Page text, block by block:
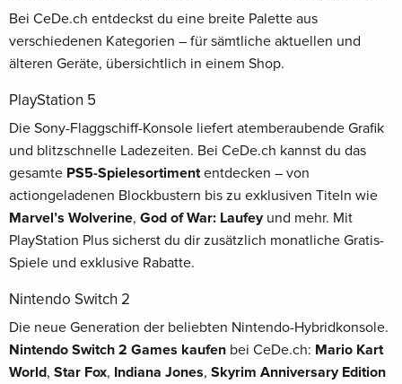
Bei CeDe.ch entdeckst du eine breite Palette aus
verschiedenen Kategorien – für sämtliche aktuellen und
älteren Geräte, übersichtlich in einem Shop.
PlayStation 5
Die Sony-Flaggschiff-Konsole liefert atemberaubende Grafik
und blitzschnelle Ladezeiten. Bei CeDe.ch kannst du das
gesamte PS5-Spielesortimententdecken – von
actiongeladenen Blockbustern bis zu exklusiven Titeln wie
Marvel’s Wolverine, God of War: Laufeyund mehr. Mit
PlayStation Plus sicherst du dir zusätzlich monatliche Gratis-
Spiele und exklusive Rabatte.
Nintendo Switch 2
Die neue Generation der beliebten Nintendo-Hybridkonsole.
Nintendo Switch 2 Games kaufen bei CeDe.ch: Mario Kart
World, Star Fox, Indiana Jones, Skyrim Anniversary Edition